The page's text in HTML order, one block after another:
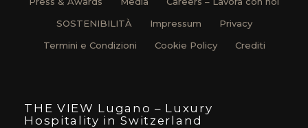
SOSTENIBILITÀ
Impressum
Privacy
Termini e Condizioni
Cookie Policy Crediti
THE VIEW Lugano – Luxury
Hospitality in Switzerland